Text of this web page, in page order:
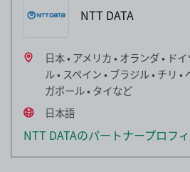
NTT DATA
日本 • アメリカ • オランダ • ド
ル • スペイン • ブラジル • チリ •
ガポール • タイなど
日本語
NTT DATAのパートナープロフ